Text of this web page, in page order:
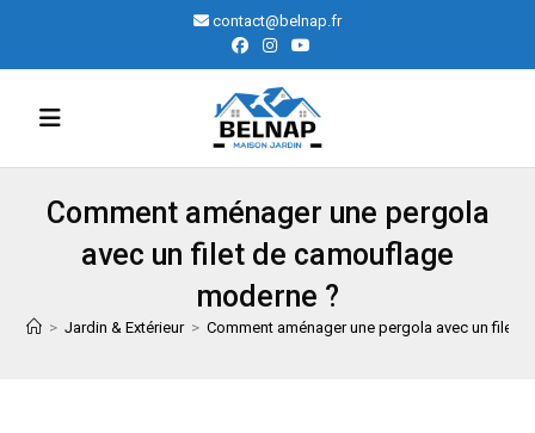
content
contact@belnap.fr
Comment aménager une pergola
avec un filet de camouflage
moderne ?
> Jardin & Extérieur > Comment aménager une pergola avec un filet